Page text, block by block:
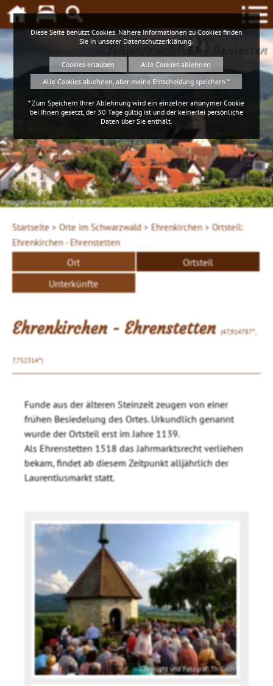
Schwarzwald Geniessen
Fotograf und Copyright: Th. Coch
Startseite > Orte im Schwarzwald > Ehrenkirchen >Ortsteil:
Ehrenkirchen - Ehrenstetten
Ort
Ortsteil
Unterkünfte
Ehrenkirchen - Ehrenstetten(47,914787°,
7,752314°)
Funde aus der älteren Steinzeit zeugen von einer
frühen Besiedelung des Ortes. Urkundlich genannt
wurde der Ortsteil erst im Jahre 1139.
Als Ehrenstetten 1518 das Jahrmarktsrecht verliehen
bekam, findet ab diesem Zeitpunkt alljährlich der
Laurentiusmarkt statt.
Copyright und Fotograf: Th. Coch
Diese Seite benutzt Cookies. Nähere Informationen zu Cookies finden
Sie in unserer Datenschutzerklärung
Cookies erlauben
Alle Cookies ablehnen
Alle Cookies ablehnen, aber meine Entscheidung speichern *
* Zum Speichern Ihrer Ablehnung wird ein einzelner anonymer Cookie
bei Ihnen gesetzt, der 30 Tage gültig ist und der keinerlei persönliche
Daten über Sie enthält.